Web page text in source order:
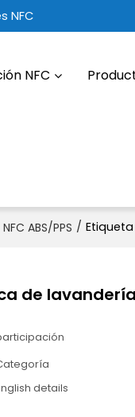
NFC
NFC
ABS/PPS /
lavandería
details